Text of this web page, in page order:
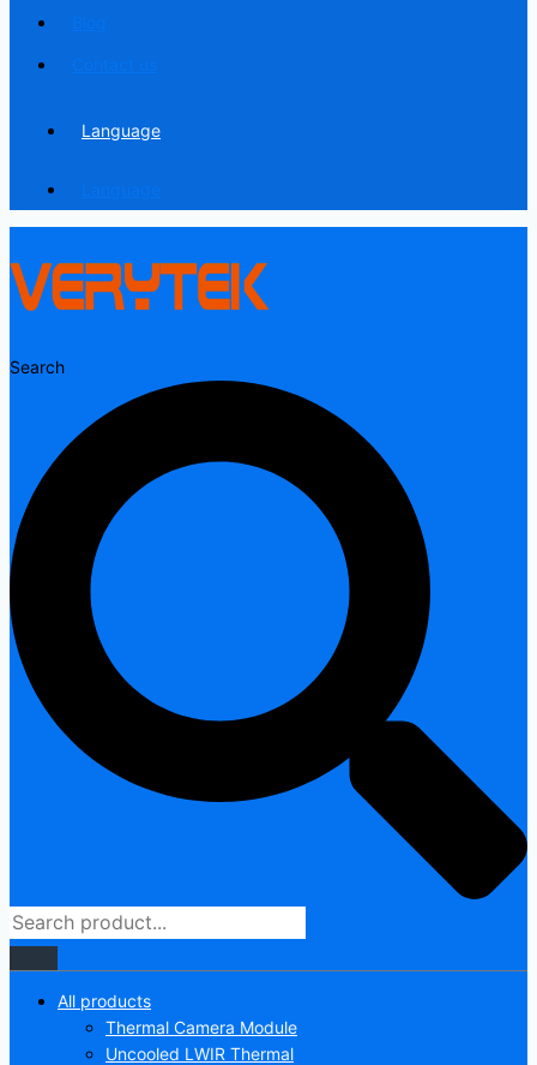
Language
Search
All products
Thermal Camera Module
Uncooled LWIR Thermal